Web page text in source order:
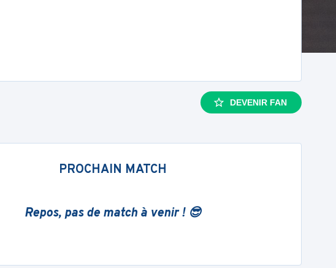
DEVENIR FAN
PROCHAIN MATCH
Repos, pas de match à venir ! 😎